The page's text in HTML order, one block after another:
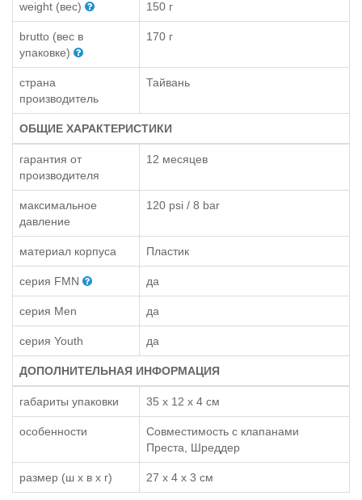
weight (вес) 150 г
brutto (вес в
упаковке)
170 г
страна
производитель
Тайвань
ОБЩИЕ ХАРАКТЕРИСТИКИ
гарантия от
производителя
12 месяцев
максимальное
давление
120 psi / 8 bar
материал корпуса Пластик
серия FMN да
серия Men да
серия Youth да
ДОПОЛНИТЕЛЬНАЯ ИНФОРМАЦИЯ
габариты упаковки 35 x 12 x 4 см
особенности
Совместимость с клапанами
Преста, Шреддер
размер (ш x в x г) 27 x 4 x 3 см